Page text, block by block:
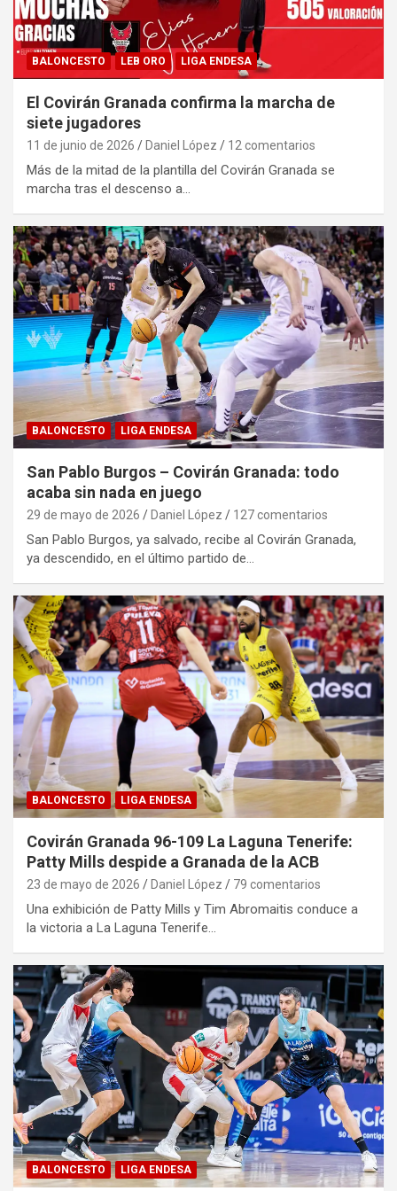
BALONCESTO LEB ORO LIGA ENDESA
El Covirán Granada confirma la marcha de
siete jugadores
11 de junio de 2026 Daniel López 12 comentarios
Más de la mitad de la plantilla del Covirán Granada se
marcha tras el descenso a…
BALONCESTO LIGA ENDESA
San Pablo Burgos – Covirán Granada: todo
acaba sin nada en juego
29 de mayo de 2026 Daniel López 127 comentarios
San Pablo Burgos, ya salvado, recibe al Covirán Granada,
ya descendido, en el último partido de…
BALONCESTO LIGA ENDESA
Covirán Granada 96-109 La Laguna Tenerife:
Patty Mills despide a Granada de la ACB
23 de mayo de 2026 Daniel López 79 comentarios
Una exhibición de Patty Mills y Tim Abromaitis conduce a
la victoria a La Laguna Tenerife…
BALONCESTO LIGA ENDESA